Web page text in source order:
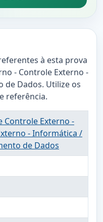
à esta prova
- Controle Externo -
Dados. Utilize os
referência.
Controle Externo -
- Informática /
de Dados